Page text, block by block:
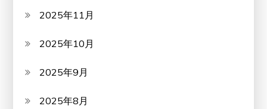
2025年11月
2025年10月
2025年9月
2025年8月